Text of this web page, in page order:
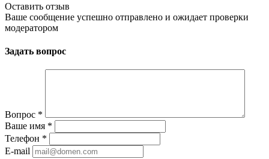
Оставить отзыв
Ваше сообщение успешно отправлено и ожидает проверки
модератором
Задать вопрос
Вопрос *
Ваше имя *
Телефон *
E-mail